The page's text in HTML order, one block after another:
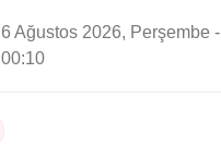
6 Ağustos 2026, Perşembe -
00:10